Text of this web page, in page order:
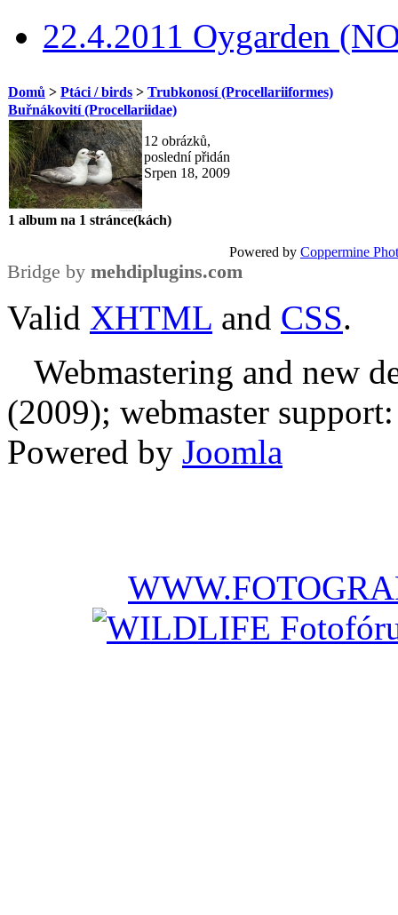
22.4.2011 Oygarden
Domů > Ptáci / birds > Trubkonosí (Procellariiformes)
Buřnákovití (Procellariidae)
12 obrázků,
poslední přidán
Srpen 18, 2009
1 album na 1 stránce(kách)
Powered by Coppermine
Bridge by mehdiplugins.com
Valid XHTML and CSS.
Webmastering and new
(2009); webmaster
Powered by Joomla